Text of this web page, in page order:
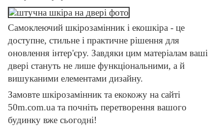
Самоклеючий шкірозамінник і екошкіра - це
доступне, стильне і практичне рішення для
оновлення інтер'єру. Завдяки цим матеріалам ваші
двері стануть не лише функціональними, а й
вишуканими елементами дизайну.
Замовте шкірозамінник та екокожу на сайті
50m.com.ua та почніть перетворення вашого
будинку вже сьогодні!